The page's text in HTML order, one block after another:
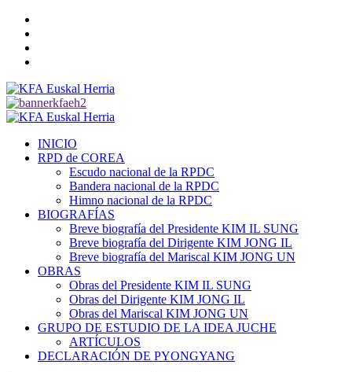
Saltar
contenido
Menú
INICIO
RPD de COREA
Escudo nacional de la RPDC
Bandera nacional de la RPDC
Himno nacional de la RPDC
BIOGRAFÍAS
Breve biografía del Presidente KIM IL SUNG
Breve biografía del Dirigente KIM JONG IL
Breve biografía del Mariscal KIM JONG UN
OBRAS
Obras del Presidente KIM IL SUNG
Obras del Dirigente KIM JONG IL
Obras del Mariscal KIM JONG UN
GRUPO DE ESTUDIO DE LA IDEA JUCHE
ARTÍCULOS
DECLARACIÓN DE PYONGYANG